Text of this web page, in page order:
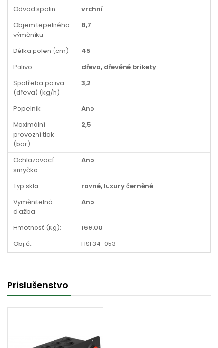
Odvod spalin
vrchní
Objem tepelného
výměníku
8,7
Délka polen (cm)
45
Palivo
dřevo, dřevěné brikety
Spotřeba paliva
(dřeva) (kg/h)
3,2
Popelník
Ano
Maximální
provozní tlak
(bar)
2,5
Ochlazovací
smyčka
Ano
Typ skla
rovné, luxury černěné
Vyměnitelná
dlažba
Ano
Hmotnosť (Kg):
169.00
Obj.č.:
HSF34-053
Príslušenstvo